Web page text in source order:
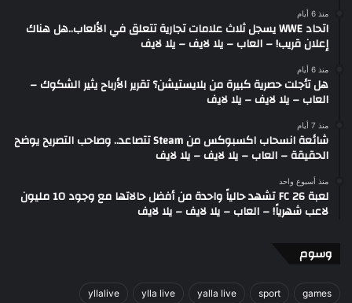
منذ 6 أيام
اتحاد WWE يسجل ثلاث علامات تجارية تتعلق في الألعاب..هل هناك
إعلان قريب! – العاب – يلا لايف – يلا لايف
منذ 6 أيام
هل تأجلت حصرية كبيرة من بلايستيشن؟ تقرير الأرباح يثير الشكوك –
العاب – يلا لايف – يلا لايف
منذ 7 أيام
شائعة انسحاب اكسبوكس من Steam تتصاعد.. وصاحب التصريح يوضح
الحقيقة – العاب – يلا لايف – يلا لايف
منذ أسبوع واحد
لعبة FC 26 تشهد حالياً واحدة من أفضل حالاتها مع وجود 10 مليون
لاعب شهرياً! – العاب – يلا لايف – يلا لايف
وسوم
games
sport
yalla live
ylla live
yllalive